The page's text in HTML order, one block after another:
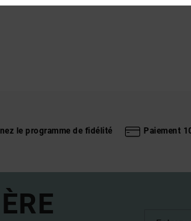
le programme de fidélité Paiement